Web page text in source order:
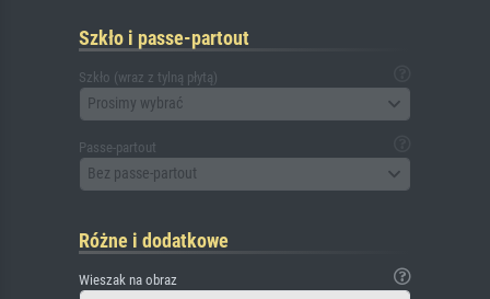
Szkło i passe-partout
Szkło (wraz z tylną płytą)
Prosimy wybrać
Passe-partout
Bez passe-partout
Różne i dodatkowe
Wieszak na obraz